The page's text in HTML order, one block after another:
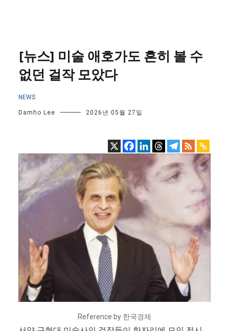
[뉴스] 미술 애호가도 흔히 볼 수
없던 걸작 모았다
NEWS
Damho Lee 2026년 05월 27일
Reference by 한국경제